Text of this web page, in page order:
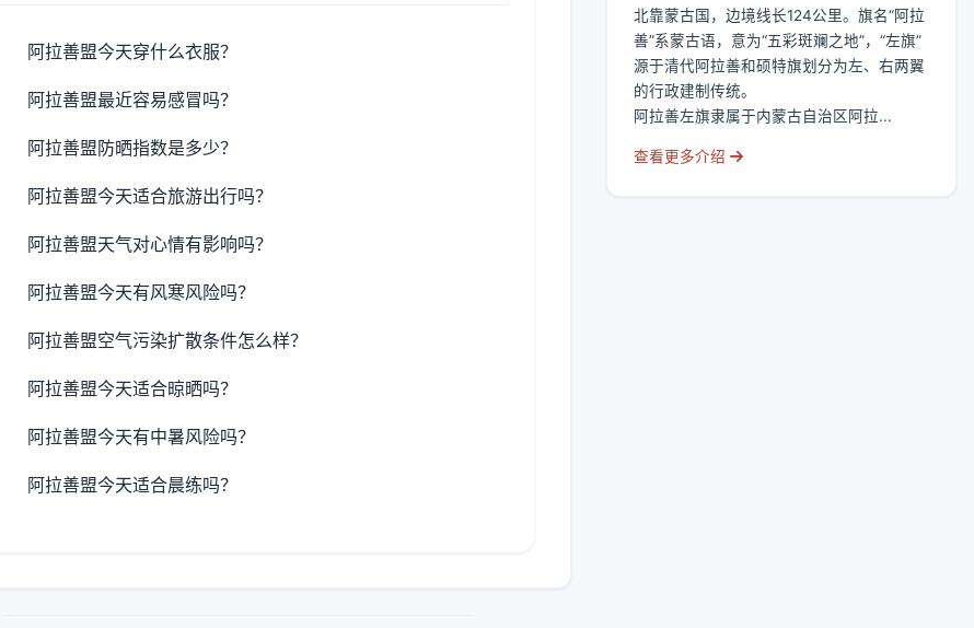
阿拉善盟今天穿什么衣服？
阿拉善盟最近容易感冒吗？
阿拉善盟防晒指数是多少？
阿拉善盟今天适合旅游出行吗？
阿拉善盟天气对心情有影响吗？
阿拉善盟今天有风寒风险吗？
阿拉善盟空气污染扩散条件怎么样？
阿拉善盟今天适合晾晒吗？
阿拉善盟今天有中暑风险吗？
阿拉善盟今天适合晨练吗？
北靠蒙古国，边境线长124公里。旗名“阿拉
善”系蒙古语，意为“五彩斑斓之地”，“左旗”
源于清代阿拉善和硕特旗划分为左、右两翼
的行政建制传统。
阿拉善左旗隶属于内蒙古自治区阿拉...
查看更多介绍